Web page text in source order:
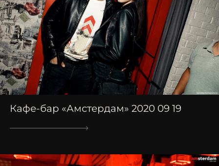
Кафе-бар «Амстердам» 2020 09 19